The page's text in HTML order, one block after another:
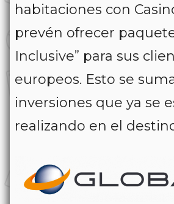
habitaciones con
prevén ofrecer
Inclusive” para sus
europeos. Esto se
inversiones que ya se
realizando en el